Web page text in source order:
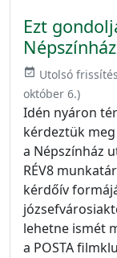
Ezt
event_available Utolsó
október 6.)
Idén nyáron
kérdeztük
a Népszínház
RÉV8
kérdőív
lehetne ismét
a POSTA